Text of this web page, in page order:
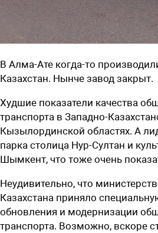
В Алма-Ате когда-то
Казахстан. Нынче завод закрыт.
Худшие показатели качества
транспорта в Западно-
Кызылординской областях. А
парка столица Нур-Султан и
Шымкент, что тоже очень
Неудивительно, что
Казахстана приняло
обновления и модернизации
транспорта. Возможно, вскоре